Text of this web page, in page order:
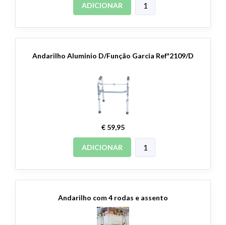
ADICIONAR
Andarilho Aluminio D/Função Garcia Refª2109/D
€ 59,95
ADICIONAR
Andarilho com 4 rodas e assento